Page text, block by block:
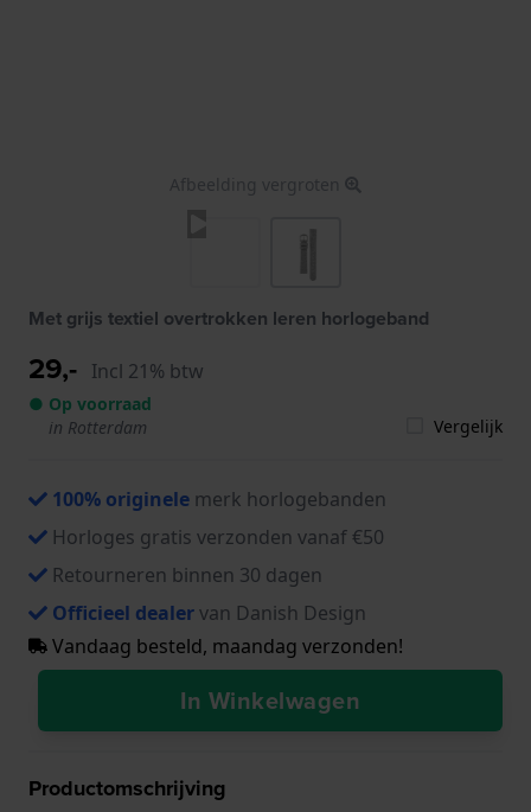
Afbeelding vergroten
Met grijs textiel overtrokken leren horlogeband
29,- Incl 21% btw
● Op voorraad
in Rotterdam
Vergelijk
100% originele merk horlogebanden
Horloges gratis verzonden vanaf €50
Retourneren binnen 30 dagen
Officieel dealervan Danish Design
Vandaag besteld, maandag verzonden!
In Winkelwagen
Productomschrijving